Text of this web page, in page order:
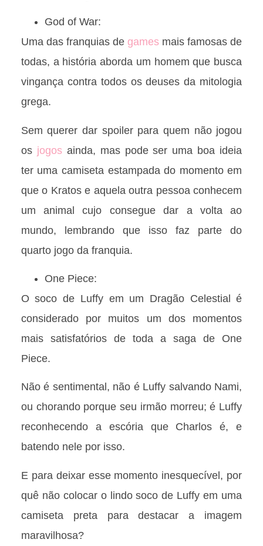
God of War:
Uma das franquias de games mais famosas de
todas, a história aborda um homem que busca
vingança contra todos os deuses da mitologia
grega.
Sem querer dar spoiler para quem não jogou
os jogosainda, mas pode ser uma boa ideia
ter uma camiseta estampada do momento em
que o Kratos e aquela outra pessoa conhecem
um animal cujo consegue dar a volta ao
mundo, lembrando que isso faz parte do
quarto jogo da franquia.
One Piece:
O soco de Luffy em um Dragão Celestial é
considerado por muitos um dos momentos
mais satisfatórios de toda a saga de One
Piece.
Não é sentimental, não é Luffy salvando Nami,
ou chorando porque seu irmão morreu; é Luffy
reconhecendo a escória que Charlos é, e
batendo nele por isso.
E para deixar esse momento inesquecível, por
quê não colocar o lindo soco de Luffy em uma
camiseta preta para destacar a imagem
maravilhosa?